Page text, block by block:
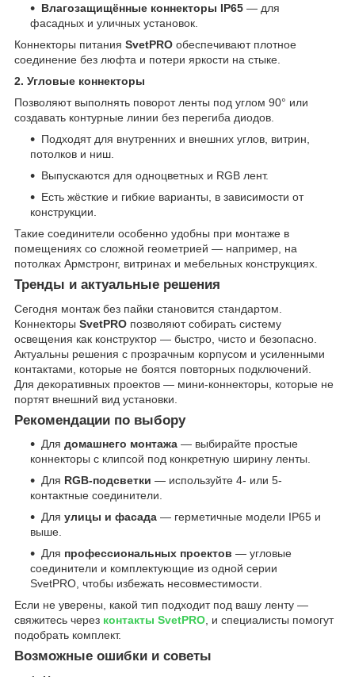
Влагозащищённые коннекторы IP65 — для
фасадных и уличных установок.
Коннекторы питания SvetPRO обеспечивают плотное
соединение без люфта и потери яркости на стыке.
2. Угловые коннекторы
Позволяют выполнять поворот ленты под углом 90° или
создавать контурные линии без перегиба диодов.
Подходят для внутренних и внешних углов, витрин,
потолков и ниш.
Выпускаются для одноцветных и RGB лент.
Есть жёсткие и гибкие варианты, в зависимости от
конструкции.
Такие соединители особенно удобны при монтаже в
помещениях со сложной геометрией — например, на
потолках Армстронг, витринах и мебельных конструкциях.
Тренды и актуальные решения
Сегодня монтаж без пайки становится стандартом.
Коннекторы SvetPRO позволяют собирать систему
освещения как конструктор — быстро, чисто и безопасно.
Актуальны решения с прозрачным корпусом и усиленными
контактами, которые не боятся повторных подключений.
Для декоративных проектов — мини-коннекторы, которые не
портят внешний вид установки.
Рекомендации по выбору
Для домашнего монтажа — выбирайте простые
коннекторы с клипсой под конкретную ширину ленты.
Для RGB-подсветки — используйте 4- или 5-
контактные соединители.
Для улицы и фасада — герметичные модели IP65 и
выше.
Для профессиональных проектов — угловые
соединители и комплектующие из одной серии
SvetPRO, чтобы избежать несовместимости.
Если не уверены, какой тип подходит под вашу ленту —
свяжитесь через контакты SvetPRO, и специалисты помогут
подобрать комплект.
Возможные ошибки и советы